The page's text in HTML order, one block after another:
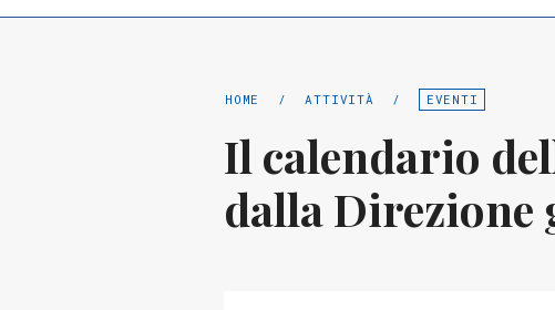
HOME / ATTIVITÀ / EVENTI
Il calendario
dalla Direzione